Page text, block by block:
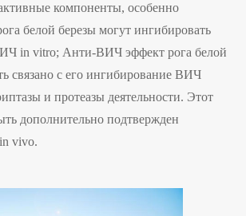
компоненты, особенно
белой березы могут ингибировать
in vitro; Анти-ВИЧ эффект рога белой
связано с его ингибирование ВИЧ
и протеазы деятельности. Этот
дополнительно подтвержден
vivo.